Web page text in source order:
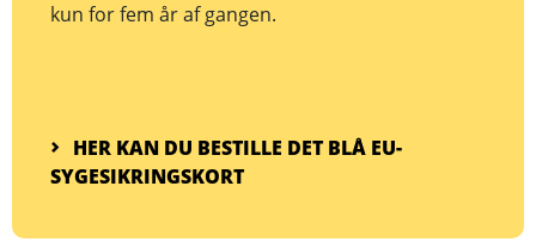
kun for fem år af gangen.
HER KAN DU BESTILLE DET BLÅ EU-
SYGESIKRINGSKORT